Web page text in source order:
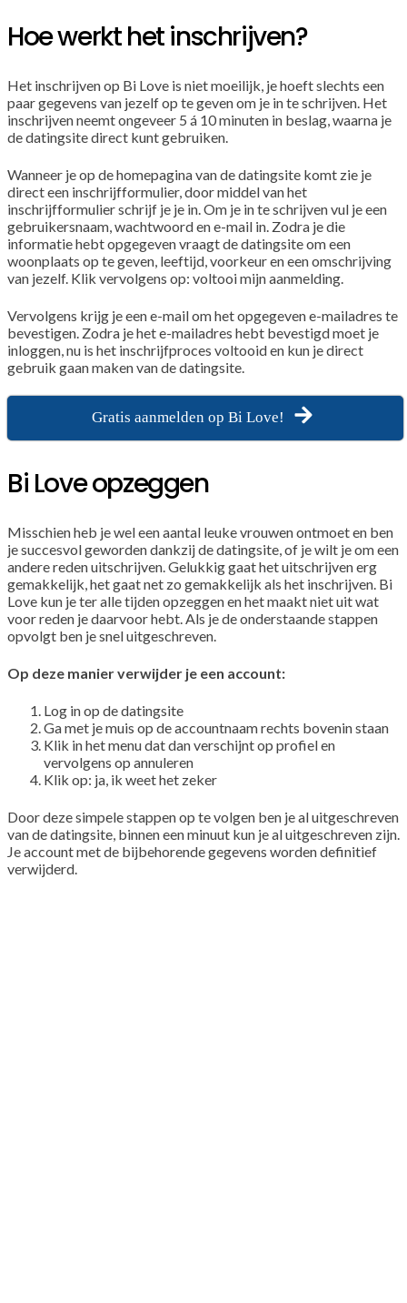
Hoe werkt het inschrijven?
Het inschrijven op Bi Love is niet moeilijk, je hoeft slechts een
paar gegevens van jezelf op te geven om je in te schrijven. Het
inschrijven neemt ongeveer 5 á 10 minuten in beslag, waarna je
de datingsite direct kunt gebruiken.
Wanneer je op de homepagina van de datingsite komt zie je
direct een inschrijfformulier, door middel van het
inschrijfformulier schrijf je je in. Om je in te schrijven vul je een
gebruikersnaam, wachtwoord en e-mail in. Zodra je die
informatie hebt opgegeven vraagt de datingsite om een
woonplaats op te geven, leeftijd, voorkeur en een omschrijving
van jezelf. Klik vervolgens op: voltooi mijn aanmelding.
Vervolgens krijg je een e-mail om het opgegeven e-mailadres te
bevestigen. Zodra je het e-mailadres hebt bevestigd moet je
inloggen, nu is het inschrijfproces voltooid en kun je direct
gebruik gaan maken van de datingsite.
Gratis aanmelden op Bi Love!
Bi Love opzeggen
Misschien heb je wel een aantal leuke vrouwen ontmoet en ben
je succesvol geworden dankzij de datingsite, of je wilt je om een
andere reden uitschrijven. Gelukkig gaat het uitschrijven erg
gemakkelijk, het gaat net zo gemakkelijk als het inschrijven. Bi
Love kun je ter alle tijden opzeggen en het maakt niet uit wat
voor reden je daarvoor hebt. Als je de onderstaande stappen
opvolgt ben je snel uitgeschreven.
Op deze manier verwijder je een account:
Log in op de datingsite
Ga met je muis op de accountnaam rechts bovenin staan
Klik in het menu dat dan verschijnt op profiel en
vervolgens op annuleren
Klik op: ja, ik weet het zeker
Door deze simpele stappen op te volgen ben je al uitgeschreven
van de datingsite, binnen een minuut kun je al uitgeschreven zijn.
Je account met de bijbehorende gegevens worden definitief
verwijderd.